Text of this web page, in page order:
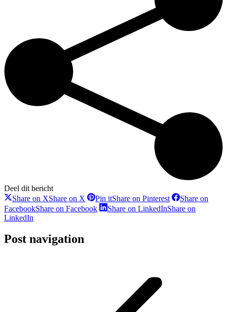
Deel dit bericht
Share on XShare on X Pin itShare on Pinterest
Share on
FacebookShare on Facebook Share on LinkedInShare on
LinkedIn
Post navigation